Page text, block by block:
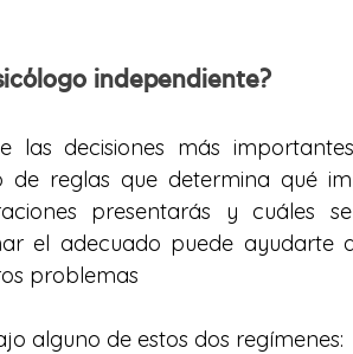
independiente?
las decisiones más
reglas que determina qué
presentarás y cuáles
el adecuado puede ayudarte
problemas
alguno de estos dos regímenes: